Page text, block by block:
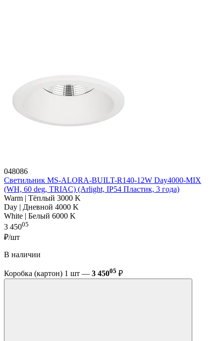
048086
Светильник MS-ALORA-BUILT-R140-12W Day4000-MIX
(WH, 60 deg, TRIAC) (Arlight, IP54 Пластик, 3 года)
Warm | Тёплый 3000 K
Day | Дневной 4000 K
White | Белый 6000 K
3 45005
₽/шт
В наличии
Коробка (картон) 1 шт — 3 45005 ₽